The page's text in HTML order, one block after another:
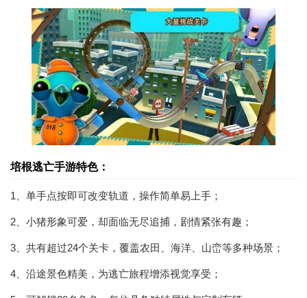
培根逃亡手游特色：
1、单手点按即可改变轨道，操作简单易上手；
2、小猪形象可爱，却面临无尽追捕，剧情紧张有趣；
3、共有超过24个关卡，覆盖农田、海洋、山峦等多种场景；
4、沿途景色精美，为逃亡旅程增添视觉享受；